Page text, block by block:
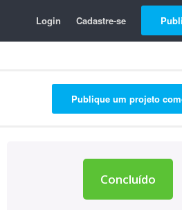
Login Cadastre-se
Publique um projeto
Concluído